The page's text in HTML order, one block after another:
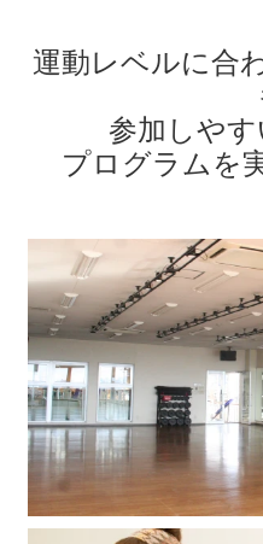
運動レベルに合
参加しやす
プログラムを